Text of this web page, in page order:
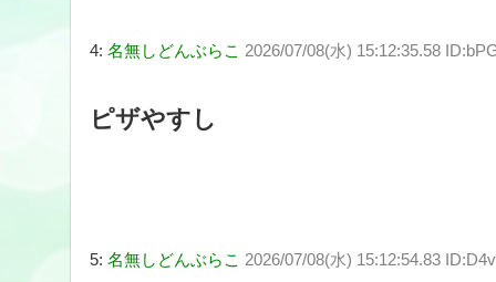
4: 名無しどんぶらこ 2026/07/08(水) 15:12:35.58
ピザやすし
5: 名無しどんぶらこ 2026/07/08(水) 15:12:54.83